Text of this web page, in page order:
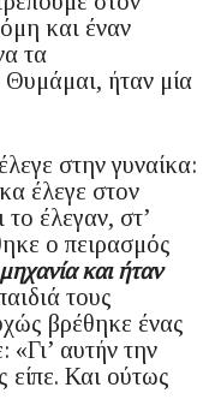
και έναν
τα
Θυμάμαι, ήταν μία
στην γυναίκα:
έλεγε στον
έλεγαν, στ’
ο πειρασμός
μηχανία και ήταν
τους
βρέθηκε ένας
«Γι’ αυτήν την
είπε. Και ούτως